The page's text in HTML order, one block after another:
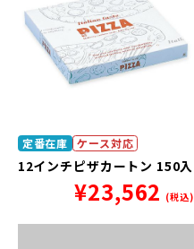
定番在庫 ケース対応
12インチピザカートン 150入
¥23,562 (税込)